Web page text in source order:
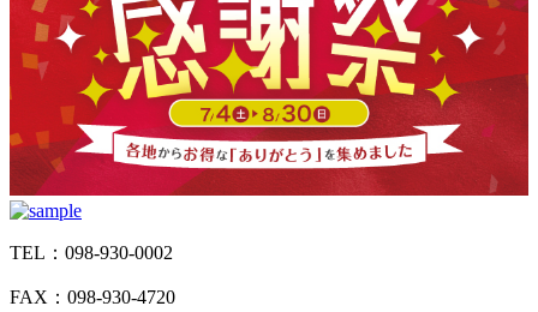
TEL：098-930-0002
FAX：098-930-4720